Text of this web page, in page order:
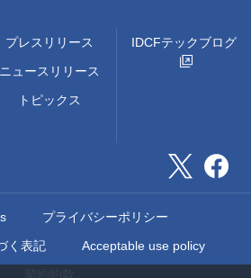
プレスリリース
ニュースリリース
トピックス
IDCFテックブログ
プライバシーポリシー
く表記
Acceptable use policy